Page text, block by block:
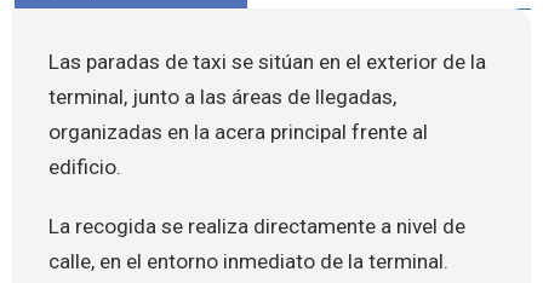
Las paradas de taxi se sitúan en el exterior de la
terminal, junto a las áreas de llegadas,
organizadas en la acera principal frente al
edificio.
La recogida se realiza directamente a nivel de
calle, en el entorno inmediato de la terminal.